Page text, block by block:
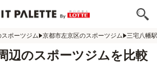
ポーツジム 京都市左京区のスポーツジム 三宅八幡
辺のスポーツジムを比較